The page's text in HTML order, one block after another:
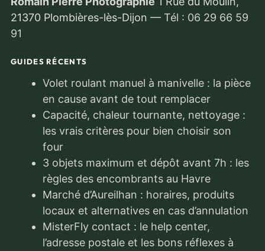
21370 Plombières-lès-Dijon — Tél : 06 29 66 59
91
GUIDES RÉCENTS
Volet roulant manuel à manivelle : la pièce
en cause avant de tout remplacer
Capacité, chaleur tournante, nettoyage :
les vrais critères pour bien choisir son
four
3 objets maximum et dépôt avant 7h : les
règles des encombrants au Havre
Marché d’Aureilhan : horaires, produits
locaux et alternatives en cas d’annulation
MisterFly contact : le help center,
l’adresse postale et les bons réflexes à